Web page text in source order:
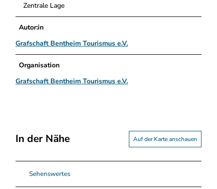
Zentrale Lage
Autor:in
Grafschaft Bentheim Tourismus e.V.
Organisation
Grafschaft Bentheim Tourismus e.V.
In der Nähe Auf der Karte anschauen
Sehenswertes